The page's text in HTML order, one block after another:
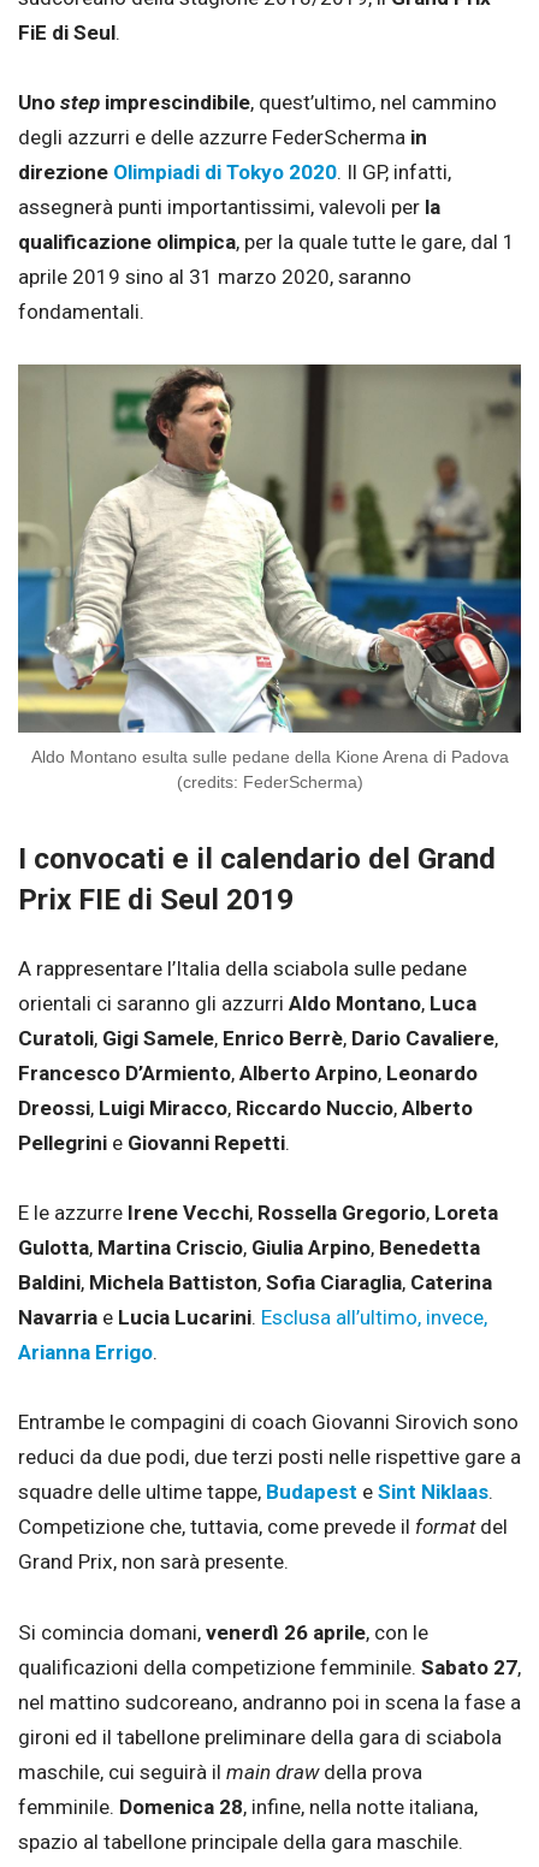
FiE di Seul.
Uno step imprescindibile, quest’ultimo, nel cammino
degli azzurri e delle azzurre FederScherma in
direzione Olimpiadi di Tokyo 2020. Il GP, infatti,
assegnerà punti importantissimi, valevoli per la
qualificazione olimpica, per la quale tutte le gare, dal 1
aprile 2019 sino al 31 marzo 2020, saranno
fondamentali.
Aldo Montano esulta sulle pedane della Kione Arena di Padova
(credits: FederScherma)
I convocati e il calendario del Grand
Prix FIE di Seul 2019
A rappresentare l’Italia della sciabola sulle pedane
orientali ci saranno gli azzurri Aldo Montano, Luca
Curatoli, Gigi Samele, Enrico Berrè, Dario Cavaliere,
Francesco D’Armiento, Alberto Arpino, Leonardo
Dreossi, Luigi Miracco, Riccardo Nuccio, Alberto
Pellegrini e Giovanni Repetti.
E le azzurre Irene Vecchi, Rossella Gregorio, Loreta
Gulotta, Martina Criscio, Giulia Arpino, Benedetta
Baldini, Michela Battiston, Sofia Ciaraglia, Caterina
Navarria e Lucia Lucarini. Esclusa all’ultimo, invece,
Arianna Errigo.
Entrambe le compagini di coach Giovanni Sirovich sono
reduci da due podi, due terzi posti nelle rispettive gare a
squadre delle ultime tappe, Budapest e Sint Niklaas.
Competizione che, tuttavia, come prevede il formatdel
Grand Prix, non sarà presente.
Si comincia domani, venerdì 26 aprile, con le
qualificazioni della competizione femminile. Sabato 27,
nel mattino sudcoreano, andranno poi in scena la fase a
gironi ed il tabellone preliminare della gara di sciabola
maschile, cui seguirà il main drawdella prova
femminile. Domenica 28, infine, nella notte italiana,
spazio al tabellone principale della gara maschile.